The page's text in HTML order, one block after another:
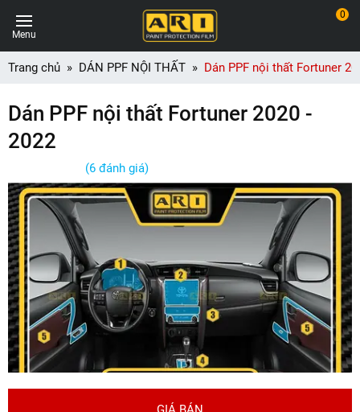
Menu
0
Trang chủ DÁN PPF NỘI THẤT Dán PPF nội thất Fortuner
Dán PPF nội thất Fortuner 2020 -
2022
(6 đánh giá)